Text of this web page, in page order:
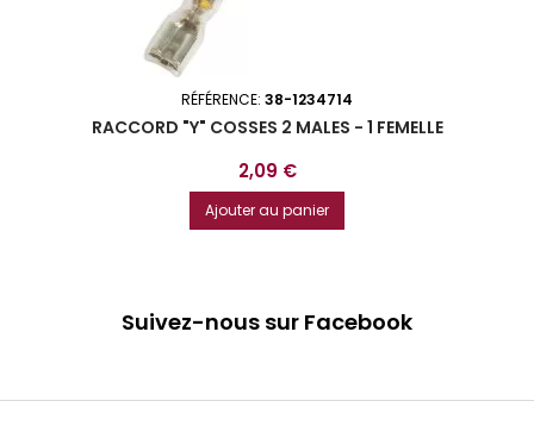
RÉFÉRENCE: 38-1234714
RACCORD "Y" COSSES 2 MALES - 1 FEMELLE
Prix
2,09 €
Ajouter au panier
Suivez-nous sur Facebook